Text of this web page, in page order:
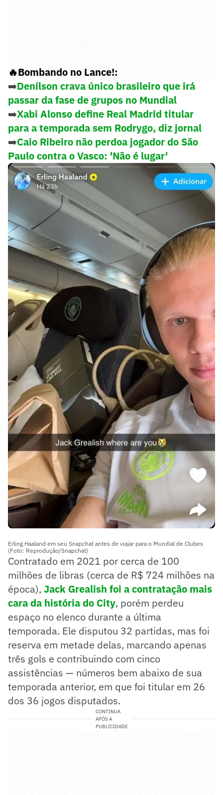
🔥Bombando no Lance!:
➡️Denílson crava único brasileiro que irá
passar da fase de grupos no Mundial
➡️Xabi Alonso define Real Madrid titular
para a temporada sem Rodrygo, diz jornal
➡️Caio Ribeiro não perdoa jogador do São
Paulo contra o Vasco: 'Não é lugar'
Erling Haaland em seu Snapchat antes de viajar para o Mundial de Clubes
(Foto: Reprodução/Snapchat)
Contratado em 2021 por cerca de 100
milhões de libras (cerca de R$ 724 milhões na
época), Jack Grealish foi a contratação mais
cara da história do City, porém perdeu
espaço no elenco durante a última
temporada. Ele disputou 32 partidas, mas foi
reserva em metade delas, marcando apenas
três gols e contribuindo com cinco
assistências — números bem abaixo de sua
temporada anterior, em que foi titular em 26
dos 36 jogos disputados.
CONTINUA
APÓS A
PUBLICIDADE